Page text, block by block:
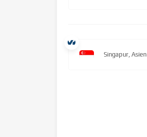
Singapur, Asien